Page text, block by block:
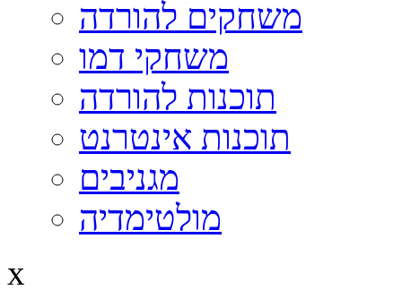
משחקים להורדה
משחקי דמו
תוכנות להורדה
תוכנות אינטרנט
מגניבים
מולטימדיה
x